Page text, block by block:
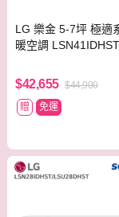
LG 樂金 5-7坪 極適
暖空調
$42,655 $44,900
贈
免運